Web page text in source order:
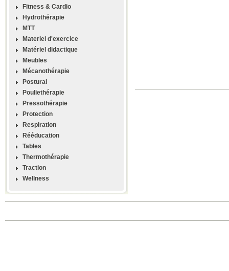
Fitness & Cardio
Hydrothérapie
MTT
Materiel d'exercice
Matériel didactique
Meubles
Mécanothérapie
Postural
Pouliethérapie
Pressothérapie
Protection
Respiration
Rééducation
Tables
Thermothérapie
Traction
Wellness